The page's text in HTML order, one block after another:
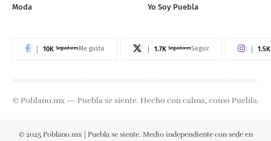
Moda Yo Soy Puebla
10K SeguidoresMe gusta 1.7K SeguidoresSeguir 1.5K
© Poblano.mx — Puebla se siente. Hecho con calma, como Puebla.
© 2025 Poblano.mx | Puebla se siente. Medio independiente con sede en